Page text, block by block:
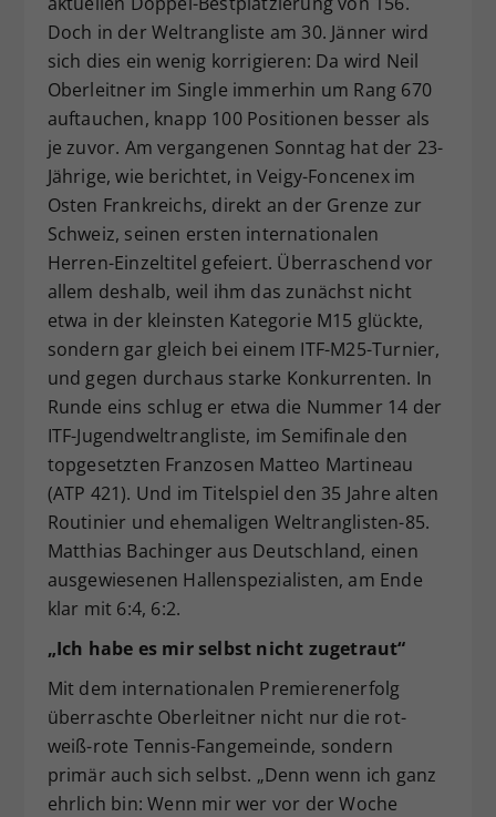
Doch in der Weltrangliste am 30. Jänner wird
sich dies ein wenig korrigieren: Da wird Neil
Oberleitner im Single immerhin um Rang 670
auftauchen, knapp 100 Positionen besser als
je zuvor. Am vergangenen Sonntag hat der 23-
Jährige, wie berichtet, in Veigy-Foncenex im
Osten Frankreichs, direkt an der Grenze zur
Schweiz, seinen ersten internationalen
Herren-Einzeltitel gefeiert. Überraschend vor
allem deshalb, weil ihm das zunächst nicht
etwa in der kleinsten Kategorie M15 glückte,
sondern gar gleich bei einem ITF-M25-Turnier,
und gegen durchaus starke Konkurrenten. In
Runde eins schlug er etwa die Nummer 14 der
ITF-Jugendweltrangliste, im Semifinale den
topgesetzten Franzosen Matteo Martineau
(ATP 421). Und im Titelspiel den 35 Jahre alten
Routinier und ehemaligen Weltranglisten-85.
Matthias Bachinger aus Deutschland, einen
ausgewiesenen Hallenspezialisten, am Ende
klar mit 6:4, 6:2.
„Ich habe es mir selbst nicht zugetraut“
Mit dem internationalen Premierenerfolg
überraschte Oberleitner nicht nur die rot-
weiß-rote Tennis-Fangemeinde, sondern
primär auch sich selbst. „Denn wenn ich ganz
ehrlich bin: Wenn mir wer vor der Woche
Zweck
Dieser Wert speichert Ihre Consent-
Einstellungen. Unter anderem eine
zufällig generierte ID, für die
historische Speicherung Ihrer
vorgenommen Einstellungen, falls der
Webseiten-Betreiber dies eingestellt
hat.